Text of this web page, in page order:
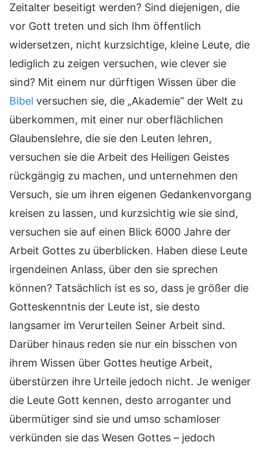
Zeitalter beseitigt werden? Sind diejenigen, die
vor Gott treten und sich Ihm öffentlich
widersetzen, nicht kurzsichtige, kleine Leute, die
lediglich zu zeigen versuchen, wie clever sie
sind? Mit einem nur dürftigen Wissen über die
Bibel versuchen sie, die „Akademie“ der Welt zu
überkommen, mit einer nur oberflächlichen
Glaubenslehre, die sie den Leuten lehren,
versuchen sie die Arbeit des Heiligen Geistes
rückgängig zu machen, und unternehmen den
Versuch, sie um ihren eigenen Gedankenvorgang
kreisen zu lassen, und kurzsichtig wie sie sind,
versuchen sie auf einen Blick 6000 Jahre der
Arbeit Gottes zu überblicken. Haben diese Leute
irgendeinen Anlass, über den sie sprechen
können? Tatsächlich ist es so, dass je größer die
Gotteskenntnis der Leute ist, sie desto
langsamer im Verurteilen Seiner Arbeit sind.
Darüber hinaus reden sie nur ein bisschen von
ihrem Wissen über Gottes heutige Arbeit,
überstürzen ihre Urteile jedoch nicht. Je weniger
die Leute Gott kennen, desto arroganter und
übermütiger sind sie und umso schamloser
verkünden sie das Wesen Gottes – jedoch